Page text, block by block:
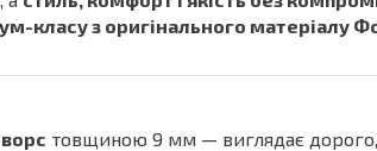
класу з оригінального матеріалу
товщиною 9 мм — виглядає дорого,